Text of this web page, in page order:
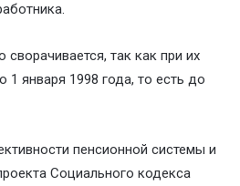
так как при их
января 1998 года, то есть до
пенсионной системы и
Социального кодекса